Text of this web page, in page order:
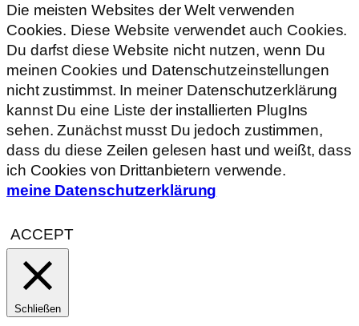
Die meisten Websites der Welt verwenden
Cookies. Diese Website verwendet auch Cookies.
Du darfst diese Website nicht nutzen, wenn Du
meinen Cookies und Datenschutzeinstellungen
nicht zustimmst. In meiner Datenschutzerklärung
kannst Du eine Liste der installierten PlugIns
sehen. Zunächst musst Du jedoch zustimmen,
dass du diese Zeilen gelesen hast und weißt, dass
ich Cookies von Drittanbietern verwende.
meine Datenschutzerklärung
ACCEPT
Schließen